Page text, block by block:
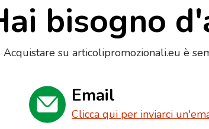
bisogno
Acquistare su articolipromozionali.eu è
Email
Clicca qui per inviarci